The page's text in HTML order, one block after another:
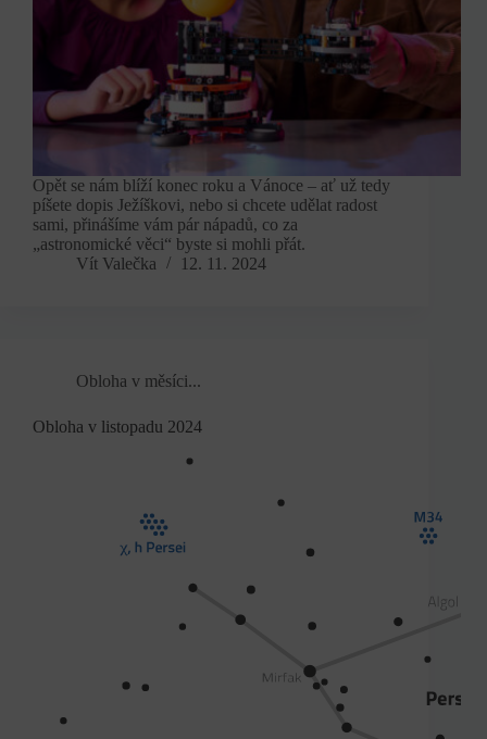
Opět se nám blíží konec roku a Vánoce – ať už tedy
píšete dopis Ježíškovi, nebo si chcete udělat radost
sami, přinášíme vám pár nápadů, co za
„astronomické věci“ byste si mohli přát.
Vít Valečka
12. 11. 2024
Obloha v měsíci...
Obloha v listopadu 2024